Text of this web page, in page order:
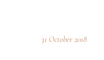
31 October 2018